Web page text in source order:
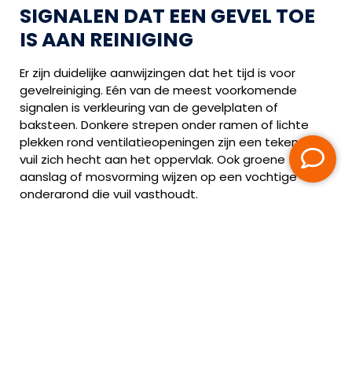
SIGNALEN DAT EEN GEVEL TOE
IS AAN REINIGING
Er zijn duidelijke aanwijzingen dat het tijd is voor
gevelreiniging. Eén van de meest voorkomende
signalen is verkleuring van de gevelplaten of
baksteen. Donkere strepen onder ramen of lichte
plekken rond ventilatieopeningen zijn een teken dat
vuil zich hecht aan het oppervlak. Ook groene
aanslag of mosvorming wijzen op een vochtige
ondergrond die vuil vasthoudt.